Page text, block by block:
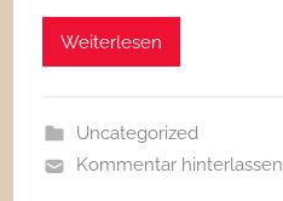
Weiterlesen
Uncategorized
Kommentar hinterlassen